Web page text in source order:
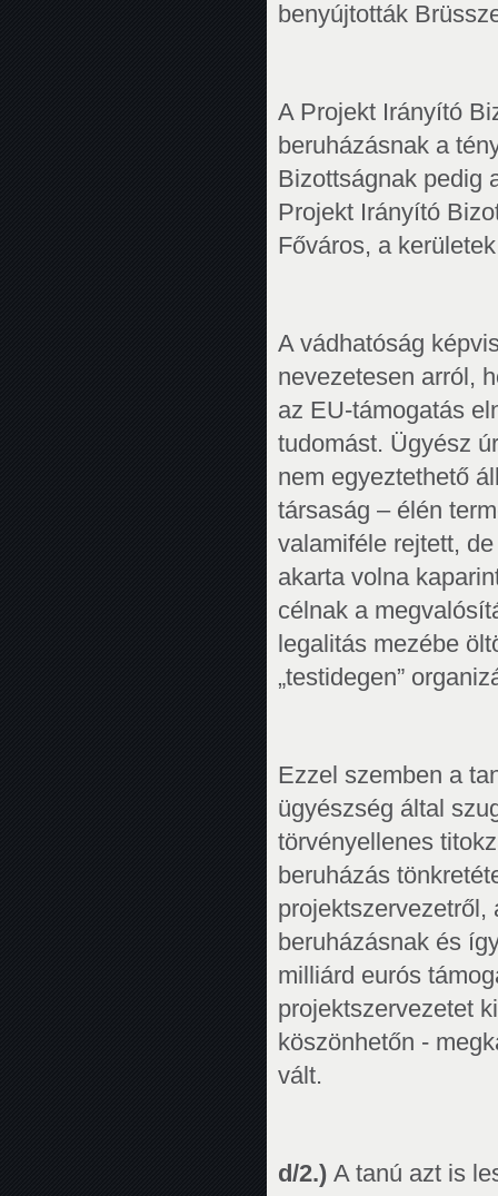
benyújtották
A Projekt Irányító
beruházásnak a
Bizottságnak pedig
Projekt Irányító
Főváros, a
A vádhatóság
nevezetesen arról,
az EU-támogatás
tudomást. Ügyész
nem egyeztethető
társaság – élén
valamiféle rejtett,
akarta volna
célnak a
legalitás mezébe
„testidegen”
Ezzel szemben a
ügyészség által
törvényellenes
beruházás
projektszervezetről,
beruházásnak és
milliárd eurós
projektszervezetet
köszönhetőn -
vált.
d/2.) A tanú azt is